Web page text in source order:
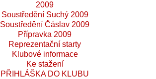
2009
Soustředění Suchý 2009
Soustředění Čáslav 2009
Přípravka 2009
Reprezentační starty
Klubové informace
Ke stažení
PŘIHLÁŠKA DO KLUBU